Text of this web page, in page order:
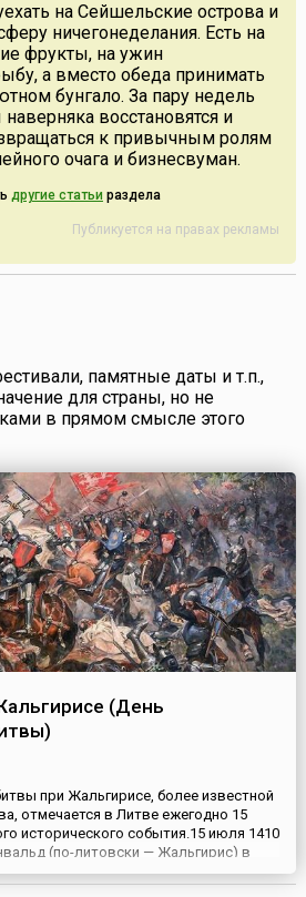
на Сейшельские острова и
ничегонеделания. Есть на
фрукты, на ужин
а вместо обеда принимать
бунгало. За пару недель
восстановятся и
к привычным ролям
очага и бизнесвуман.
другие статьи раздела
Публикуется на правах рекламы
памятные даты и т.п.,
для страны, но не
в прямом смысле этого
(День
при Жальгирисе, более известной
отмечается в Литве ежегодно 15
исторического события.15 июля 1410
(по-литовски — Жальгирис) в
польско-литовское войско
ордена. Польский король